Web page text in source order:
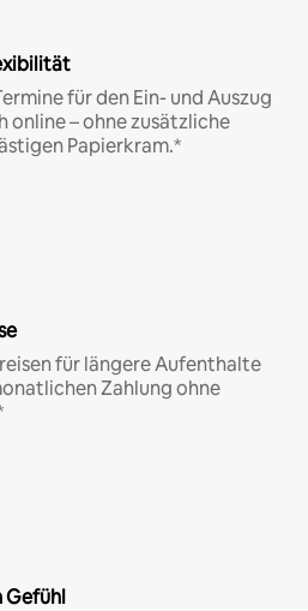
für den Ein- und Auszug
online – ohne zusätzliche
Papierkram.*
für längere Aufenthalte
Zahlung ohne
Gefühl